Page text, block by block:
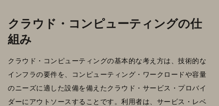
クラウド・コンピューティングの仕
組み
クラウド・コンピューティングの基本的な考え方は、技術的な
インフラの要件を、コンピューティング・ワークロードや容量
のニーズに適した設備を備えたクラウド・サービス・プロバイ
ダーにアウトソースすることです。利用者は、サービス・レベ